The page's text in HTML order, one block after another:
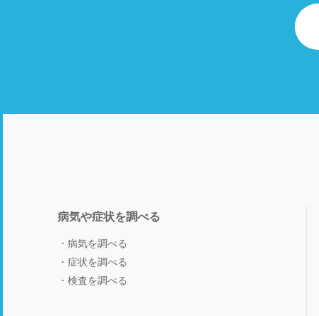
病気や症状を調べる
病気を調べる
症状を調べる
検査を調べる